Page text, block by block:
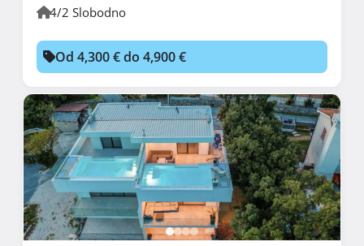
4/2 Slobodno
Od 4,300 € do 4,900 €